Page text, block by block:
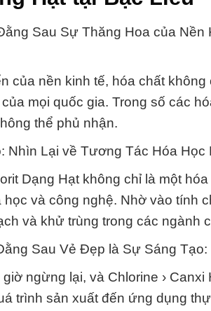
Sau Sự Thăng Hoa của Nền
của nền kinh tế, hóa chất
mọi quốc gia. Trong số các
thể phủ nhận.
Nhìn Lại về Tương Tác Hóa Học
Dạng Hạt không chỉ là một
và công nghệ. Nhờ vào tính
và khử trùng trong các ngành
Sau Vẻ Đẹp là Sự Sáng Tạo:
ngừng lại, và Chlorine ›
trình sản xuất đến ứng dụng